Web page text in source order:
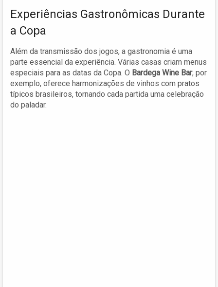
Experiências Gastronômicas Durante
a Copa
Além da transmissão dos jogos, a gastronomia é uma
parte essencial da experiência. Várias casas criam menus
especiais para as datas da Copa. O Bardega Wine Bar, por
exemplo, oferece harmonizações de vinhos com pratos
típicos brasileiros, tornando cada partida uma celebração
do paladar.